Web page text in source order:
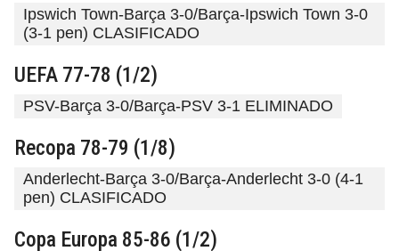
Ipswich Town-Barça 3-0/Barça-Ipswich Town 3-0
(3-1 pen) CLASIFICADO
UEFA 77-78 (1/2)
PSV-Barça 3-0/Barça-PSV 3-1 ELIMINADO
Recopa 78-79 (1/8)
Anderlecht-Barça 3-0/Barça-Anderlecht 3-0 (4-1
pen) CLASIFICADO
Copa Europa 85-86 (1/2)